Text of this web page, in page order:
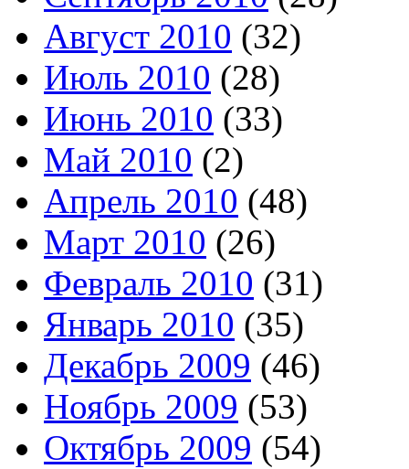
Август 2010 (32)
Июль 2010 (28)
Июнь 2010 (33)
Май 2010 (2)
Апрель 2010 (48)
Март 2010 (26)
Февраль 2010 (31)
Январь 2010 (35)
Декабрь 2009 (46)
Ноябрь 2009 (53)
Октябрь 2009 (54)